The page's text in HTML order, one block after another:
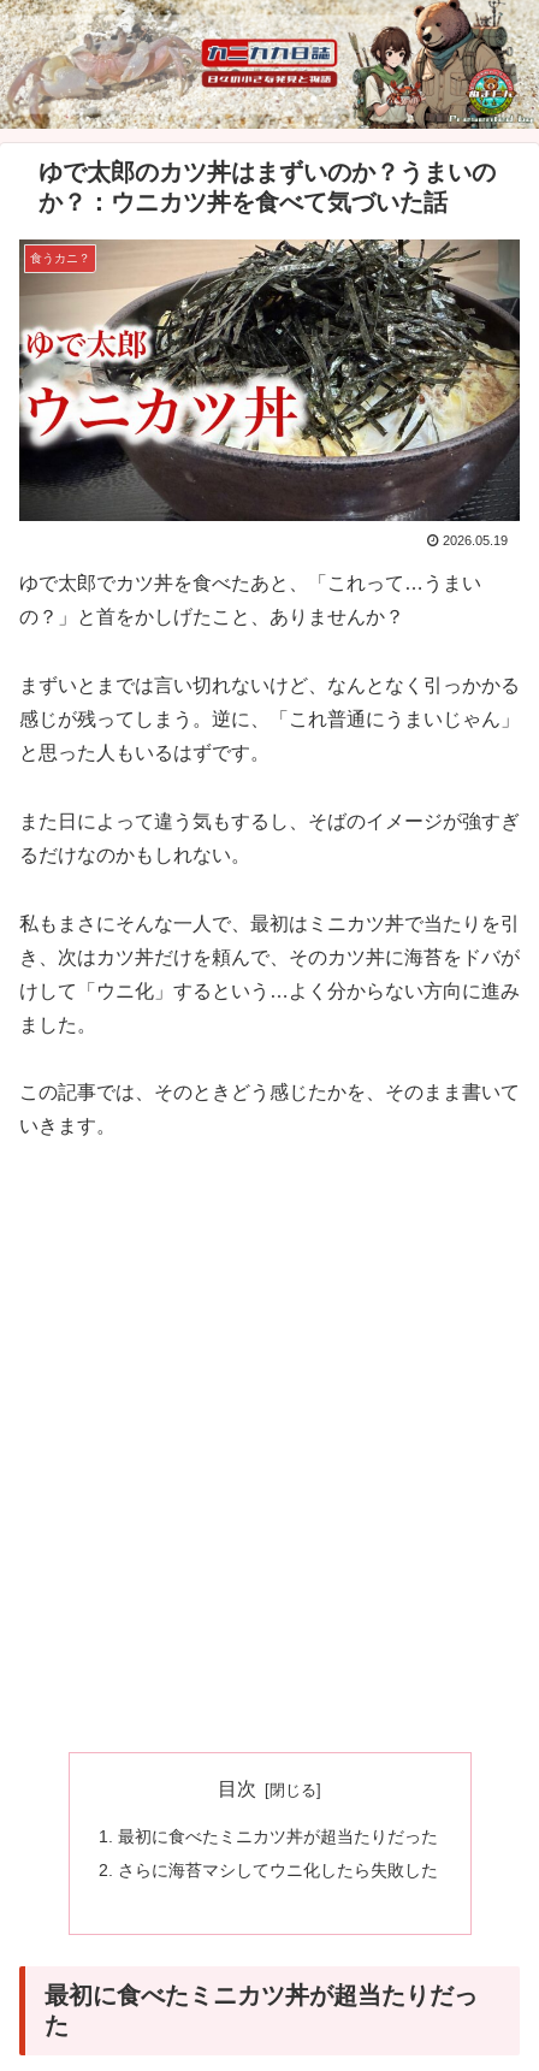
ゆで太郎のカツ丼はまずいのか？うまいの
か？：ウニカツ丼を食べて気づいた話
食うカニ？
2026.05.19
ゆで太郎でカツ丼を食べたあと、「これって…うまい
の？」と首をかしげたこと、ありませんか？
まずいとまでは言い切れないけど、なんとなく引っかかる
感じが残ってしまう。逆に、「これ普通にうまいじゃん」
と思った人もいるはずです。
また日によって違う気もするし、そばのイメージが強すぎ
るだけなのかもしれない。
私もまさにそんな一人で、最初はミニカツ丼で当たりを引
き、次はカツ丼だけを頼んで、そのカツ丼に海苔をドバが
けして「ウニ化」するという…よく分からない方向に進み
ました。
この記事では、そのときどう感じたかを、そのまま書いて
いきます。
目次
最初に食べたミニカツ丼が超当たりだった
さらに海苔マシしてウニ化したら失敗した
最初に食べたミニカツ丼が超当たりだっ
た